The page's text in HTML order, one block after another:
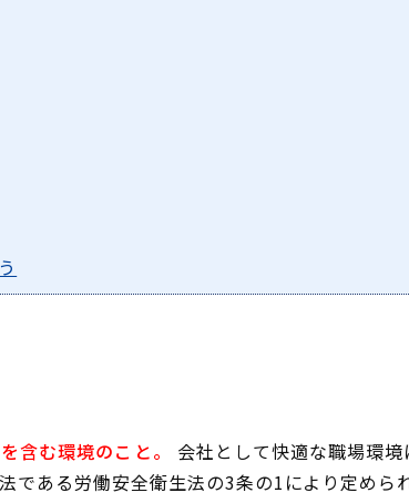
含む環境のこと。
会社として快適な職場環
ある労働安全衛生法の3条の1により定めら